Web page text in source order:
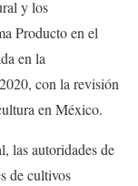
y los
Producto en el
en la
con la revisión
en México.
las autoridades de
de cultivos